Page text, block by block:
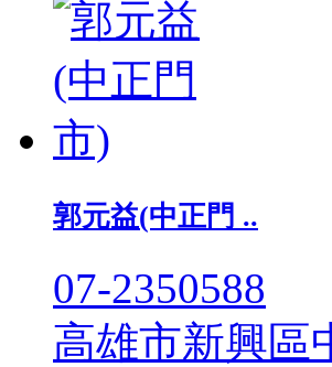
郭元益(中正門 ..
07-2350588
高雄市新興區